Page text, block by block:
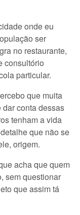
onde eu
ser
no restaurante,
consultório
particular.
que muita
conta dessas
tenham a vida
que não se
origem.
acha que quem
sem questionar
que assim tá